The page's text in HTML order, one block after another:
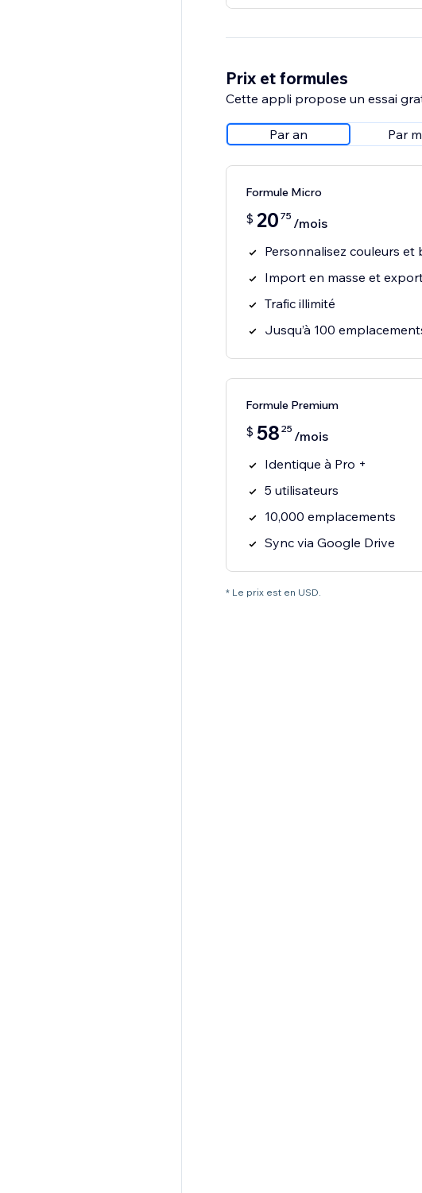
Prix et formules
Cette appli propose un essai
Par an Par
Formule Micro
$ 20 75 /mois
Personnalisez couleurs et
Import en masse et
Trafic illimité
Jusqu’à 100
Formule Premium
$ 58 25 /mois
Identique à Pro +
5 utilisateurs
Sync via Google Drive
* Le prix est en USD.